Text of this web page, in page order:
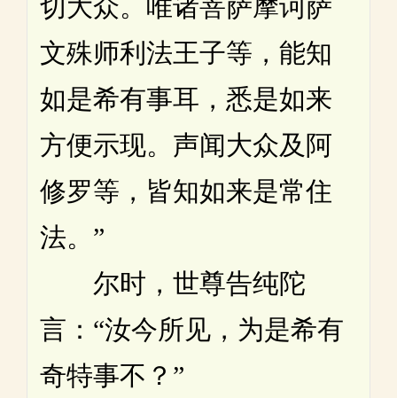
切大众。唯诸菩萨摩诃萨
文殊师利法王子等，能知
如是希有事耳，悉是如来
方便示现。声闻大众及阿
修罗等，皆知如来是常住
法。”
尔时，世尊告纯陀
言：“汝今所见，为是希有
奇特事不？”